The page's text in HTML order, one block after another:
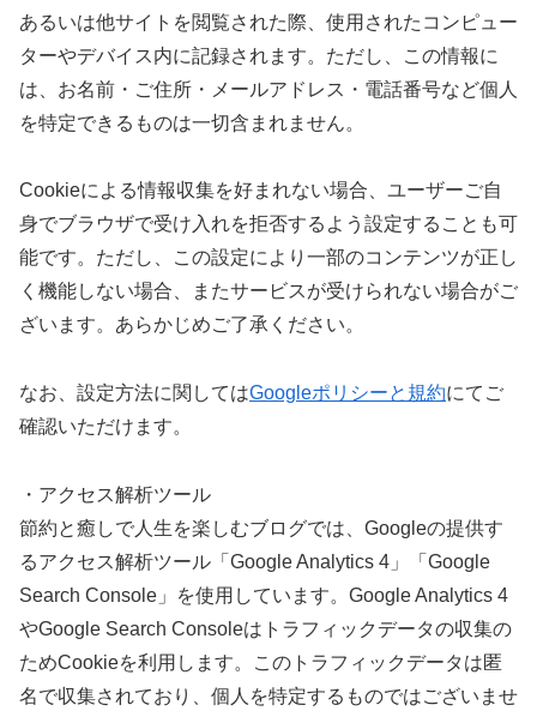
あるいは他サイトを閲覧された際、使用されたコンピュー
ターやデバイス内に記録されます。ただし、この情報に
は、お名前・ご住所・メールアドレス・電話番号など個人
を特定できるものは一切含まれません。
Cookieによる情報収集を好まれない場合、ユーザーご自
身でブラウザで受け入れを拒否するよう設定することも可
能です。ただし、この設定により一部のコンテンツが正し
く機能しない場合、またサービスが受けられない場合がご
ざいます。あらかじめご了承ください。
なお、設定方法に関してはGoogleポリシーと規約にてご
確認いただけます。
・アクセス解析ツール
節約と癒しで人生を楽しむブログでは、Googleの提供す
るアクセス解析ツール「Google Analytics 4」「Google
Search Console」を使用しています。Google Analytics 4
やGoogle Search Consoleはトラフィックデータの収集の
ためCookieを利用します。このトラフィックデータは匿
名で収集されており、個人を特定するものではございませ